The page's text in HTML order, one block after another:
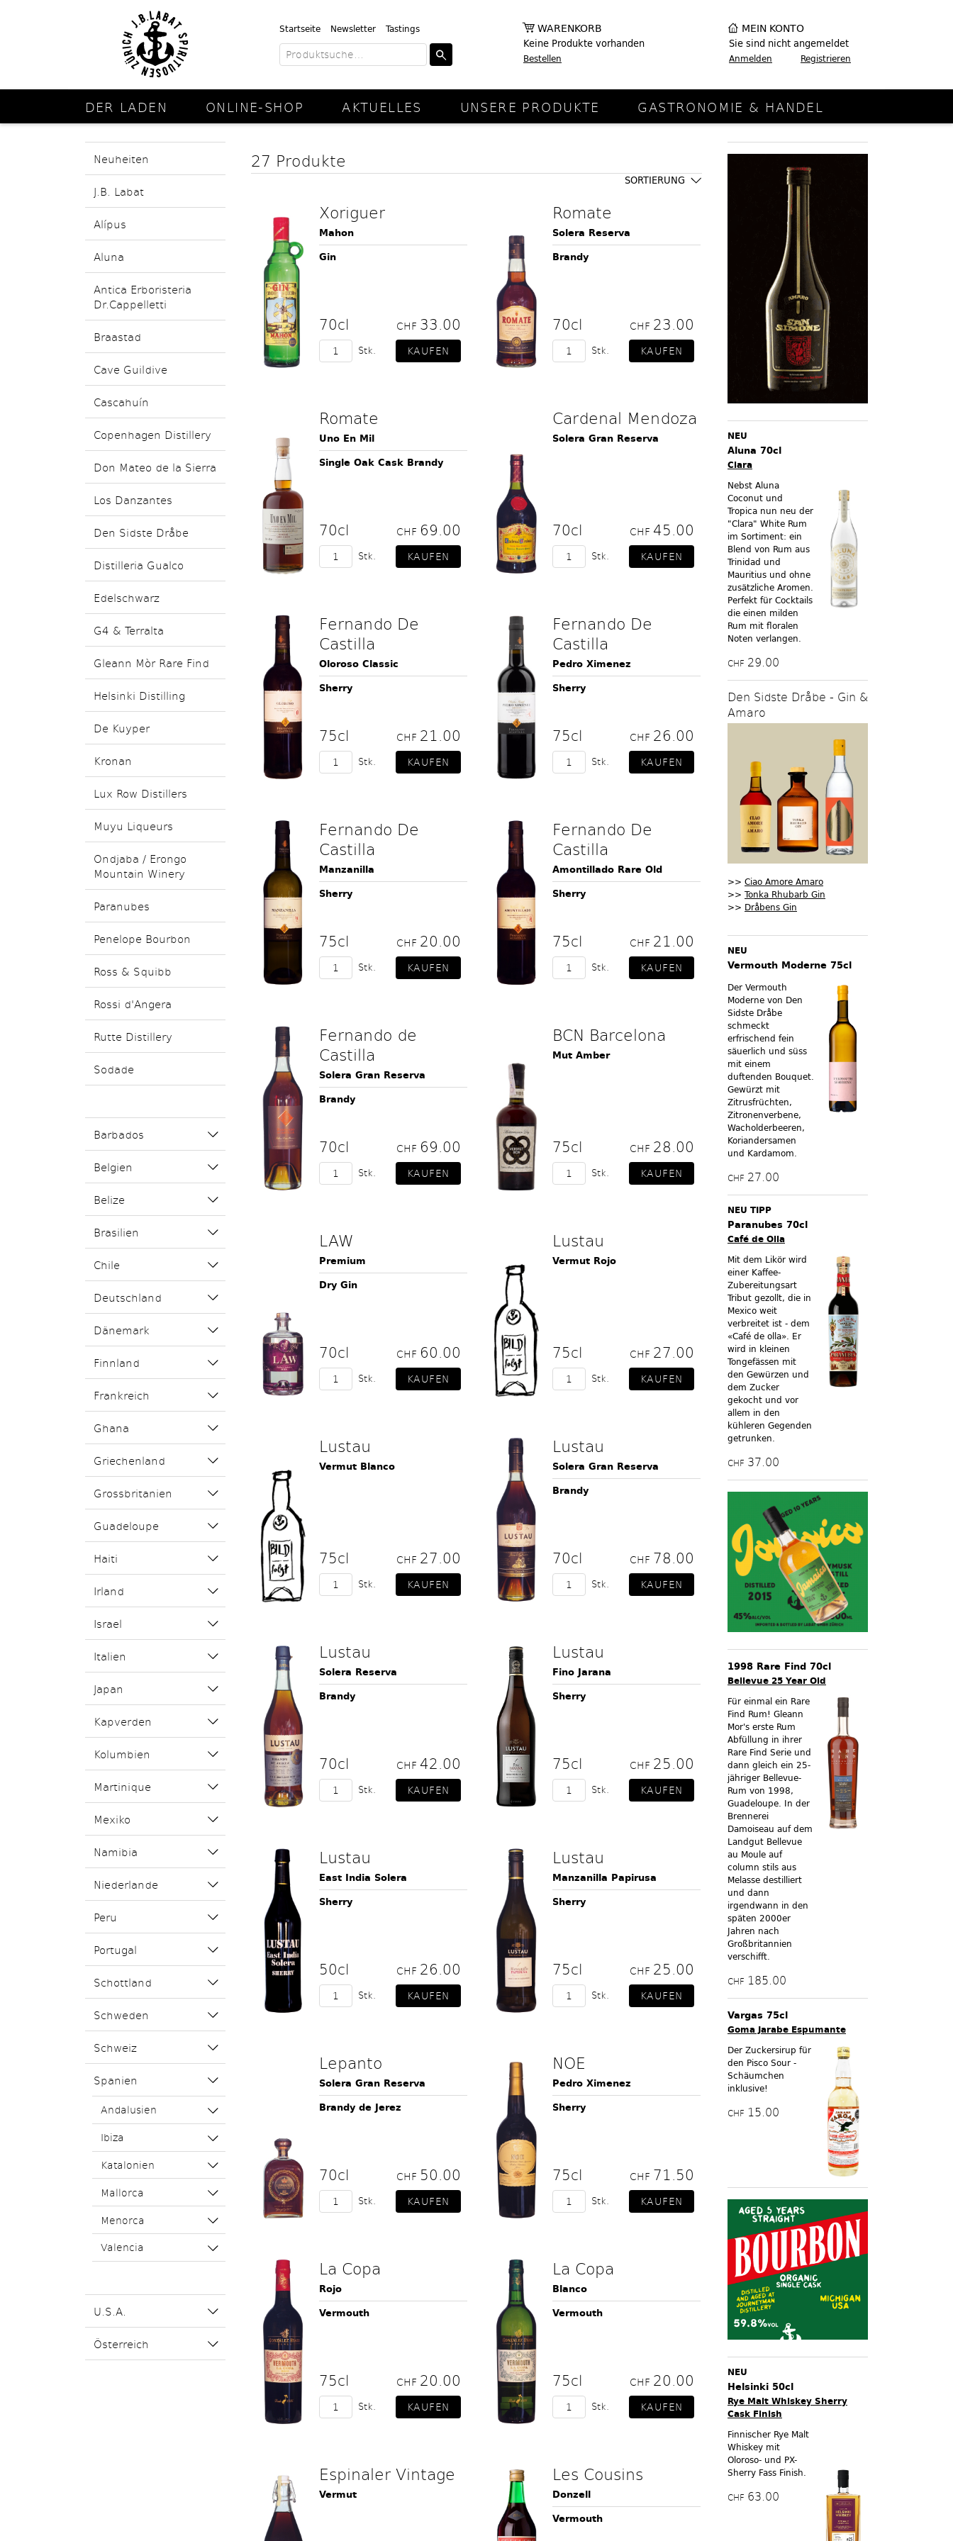
Startseite Newsletter Tastings WARENKORB
Keine Produkte vorhanden
Bestellen
MEIN KONTO
Sie sind nicht angemeldet
Anmelden Registrieren
DER LADEN ONLINE-SHOP AKTUELLES UNSERE PRODUKTE GASTRONOMIE & HANDEL
Neuheiten
J.B. Labat
Alípus
Aluna
Antica Erboristeria
Dr.Cappelletti
Braastad
Cave Guildive
Cascahuín
Copenhagen Distillery
Don Mateo de la Sierra
Los Danzantes
Den Sidste Dråbe
Distilleria Gualco
Edelschwarz
G4 & Terralta
Gleann Mòr Rare Find
Helsinki Distilling
De Kuyper
Kronan
Lux Row Distillers
Muyu Liqueurs
Ondjaba / Erongo
Mountain Winery
Paranubes
Penelope Bourbon
Ross & Squibb
Rossi d'Angera
Rutte Distillery
Sodade
Barbados
Belgien
Belize
Brasilien
Chile
Deutschland
Dänemark
Finnland
Frankreich
Ghana
Griechenland
Grossbritanien
Guadeloupe
Haiti
Irland
Israel
Italien
Japan
Kapverden
Kolumbien
Martinique
Mexiko
Namibia
Niederlande
Peru
Portugal
Schottland
Schweden
Schweiz
Spanien
Andalusien
Ibiza
Katalonien
Mallorca
Menorca
Valencia
U.S.A.
Österreich
27 Produkte
SORTIERUNG
Xoriguer
Mahon
Gin
70cl CHF 33.00
Stk.
Romate
Solera Reserva
Brandy
70cl CHF 23.00
Stk.
Romate
Uno En Mil
Single Oak Cask Brandy
70cl CHF 69.00
Stk.
Cardenal Mendoza
Solera Gran Reserva
70cl CHF 45.00
Stk.
Fernando De
Castilla
Oloroso Classic
Sherry
75cl CHF 21.00
Stk.
Fernando De
Castilla
Pedro Ximenez
Sherry
75cl CHF 26.00
Stk.
Fernando De
Castilla
Manzanilla
Sherry
75cl CHF 20.00
Stk.
Fernando De
Castilla
Amontillado Rare Old
Sherry
75cl CHF 21.00
Stk.
Fernando de
Castilla
Solera Gran Reserva
Brandy
70cl CHF 69.00
Stk.
BCN Barcelona
Mut Amber
75cl CHF 28.00
Stk.
LAW
Premium
Dry Gin
70cl CHF 60.00
Stk.
Lustau
Vermut Rojo
75cl CHF 27.00
Stk.
Lustau
Vermut Blanco
75cl CHF 27.00
Stk.
Lustau
Solera Gran Reserva
Brandy
70cl CHF 78.00
Stk.
Lustau
Solera Reserva
Brandy
70cl CHF 42.00
Stk.
Lustau
Fino Jarana
Sherry
75cl CHF 25.00
Stk.
Lustau
East India Solera
Sherry
50cl CHF 26.00
Stk.
Lustau
Manzanilla Papirusa
Sherry
75cl CHF 25.00
Stk.
Lepanto
Solera Gran Reserva
Brandy de Jerez
70cl CHF 50.00
Stk.
NOE
Pedro Ximenez
Sherry
75cl CHF 71.50
Stk.
La Copa
Rojo
Vermouth
75cl CHF 20.00
Stk.
La Copa
Blanco
Vermouth
75cl CHF 20.00
Stk.
Espinaler Vintage
Vermut
Les Cousins
Donzell
Vermouth
NEU
Aluna 70cl
Clara
Nebst Aluna
Coconut und
Tropica nun neu der
"Clara" White Rum
im Sortiment: ein
Blend von Rum aus
Trinidad und
Mauritius und ohne
zusätzliche Aromen.
Perfekt für Cocktails
die einen milden
Rum mit floralen
Noten verlangen.
CHF 29.00
Den Sidste Dråbe - Gin &
Amaro
>> Ciao Amore Amaro
>> Tonka Rhubarb Gin
>> Dråbens Gin
NEU
Vermouth Moderne 75cl
Der Vermouth
Moderne von Den
Sidste Dråbe
schmeckt
erfrischend fein
säuerlich und süss
mit einem
duftenden Bouquet.
Gewürzt mit
Zitrusfrüchten,
Zitronenverbene,
Wacholderbeeren,
Koriandersamen
und Kardamom.
CHF 27.00
NEU TIPP
Paranubes 70cl
Café de Olla
Mit dem Likör wird
einer Kaffee-
Zubereitungsart
Tribut gezollt, die in
Mexico weit
verbreitet ist - dem
«Café de olla». Er
wird in kleinen
Tongefässen mit
den Gewürzen und
dem Zucker
gekocht und vor
allem in den
kühleren Gegenden
getrunken.
CHF 37.00
1998 Rare Find 70cl
Bellevue 25 Year Old
Für einmal ein Rare
Find Rum! Gleann
Mor's erste Rum
Abfüllung in ihrer
Rare Find Serie und
dann gleich ein 25-
jähriger Bellevue-
Rum von 1998,
Guadeloupe. In der
Brennerei
Damoiseau auf dem
Landgut Bellevue
au Moule auf
column stils aus
Melasse destilliert
und dann
irgendwann in den
späten 2000er
Jahren nach
Großbritannien
verschifft.
CHF 185.00
Vargas 75cl
Goma Jarabe Espumante
Der Zuckersirup für
den Pisco Sour -
Schäumchen
inklusive!
CHF 15.00
NEU
Helsinki 50cl
Rye Malt Whiskey Sherry
Cask Finish
Finnischer Rye Malt
Whiskey mit
Oloroso- und PX-
Sherry Fass Finish.
CHF 63.00